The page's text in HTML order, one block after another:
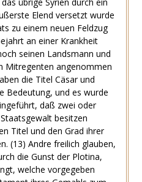
Elend versetzt wurde
zu einem neuen Feldzug
an einer Krankheit
seinen Landsmann und
Mitregenten angenommen
die Titel Cäsar und
Bedeutung, und es wurde
daß zwei oder
besitzen
Titel und den Grad ihrer
(13) Andre freilich glauben,
die Gunst der Plotina,
welche vorgegeben